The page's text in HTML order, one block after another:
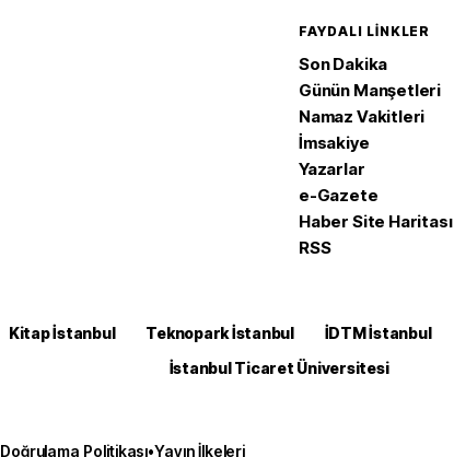
FAYDALI LINKLER
Son Dakika
Günün Manşetleri
Namaz Vakitleri
İmsakiye
Yazarlar
e-Gazete
Haber Site Haritası
RSS
Kitap İstanbul Teknopark İstanbul İDTM İstanbul
İstanbul Ticaret Üniversitesi
Doğrulama Politikası•Yayın İlkeleri